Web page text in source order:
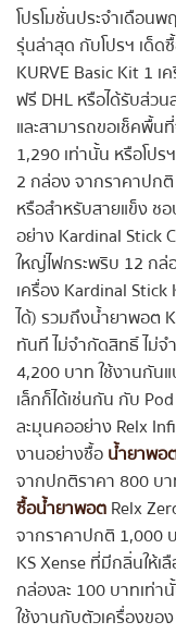
โปรโมชั่นประจำเดือน
รุ่นล่าสุด กับโปรฯ เด็
KURVE Basic Kit 1 เ
ฟรี DHL หรือได้รับส่ว
และสามารถขอเช็คพื้
1,290 เท่านั้น หรือโป
2 กล่อง จากราคาปก
หรือสำหรับสายแข็ง ช
อย่าง Kardinal Stick
ใหญ่ไฟกระพริบ 12 ก
เครื่อง Kardinal
ได้) รวมถึงน้ำยาพอต
ทันที ไม่จำกัดสิทธิ์ ไม่
4,200 บาท ใช้งานกัน
เล็กก็ได้เช่นกัน กับ
ละมุนคออย่าง Relx
งานอย่างซื้อน้ำยาพอ
จากปกติราคา 800 บ
ซื้อน้ำยาพอตRelx
จากราคาปกติ 1,000
KS Xense ที่มีกลิ่นให้
กล่องละ 100 บาทเท่า
ใช้งานกับตัวเครื่องขอ